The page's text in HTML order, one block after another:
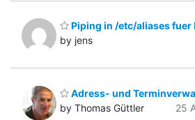
Piping in /etc/aliases
by jens
Adress- und
by Thomas Güttler
25